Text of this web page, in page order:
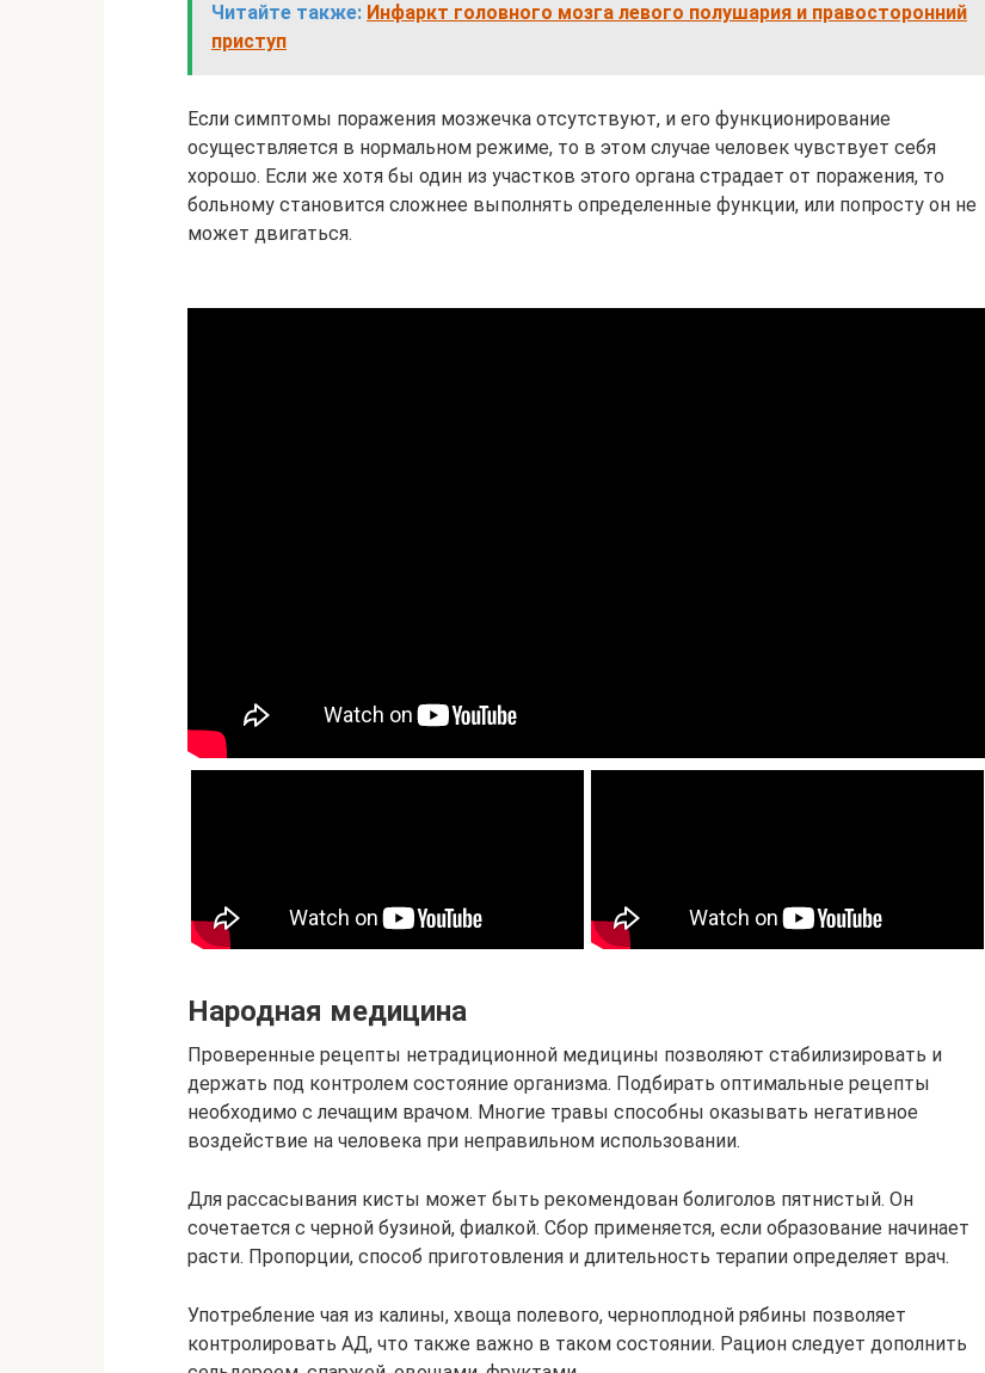
Читайте также: Инфаркт головного мозга левого полушария и правосторонний
приступ
Если симптомы поражения мозжечка отсутствуют, и его функционирование
осуществляется в нормальном режиме, то в этом случае человек чувствует себя
хорошо. Если же хотя бы один из участков этого органа страдает от поражения, то
больному становится сложнее выполнять определенные функции, или попросту он не
может двигаться.
Народная медицина
Проверенные рецепты нетрадиционной медицины позволяют стабилизировать и
держать под контролем состояние организма. Подбирать оптимальные рецепты
необходимо с лечащим врачом. Многие травы способны оказывать негативное
воздействие на человека при неправильном использовании.
Для рассасывания кисты может быть рекомендован болиголов пятнистый. Он
сочетается с черной бузиной, фиалкой. Сбор применяется, если образование начинает
расти. Пропорции, способ приготовления и длительность терапии определяет врач.
Употребление чая из калины, хвоща полевого, черноплодной рябины позволяет
контролировать АД, что также важно в таком состоянии. Рацион следует дополнить